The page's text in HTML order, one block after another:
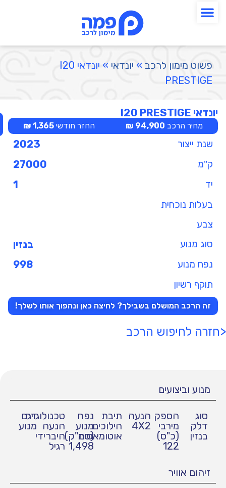
פשוט מימון לרכב » יונדאי »
יונדאי I20
PRESTIGE
יונדאי I20 PRESTIGE
מחיר הרכב 94,900 ₪ החזר חודשי 1,365 ₪
שנת ייצור 2023
ק"מ 27000
יד 1
בעלות נוכחית
צבע
סוג מנוע
בנזין
נפח מנוע 998
תוקף רשיון
זה הרכב המושלם בשבילך? לחיצה כאן ונהפוך אותו לשלך!
<חזרה לחיפוש הרכב
מנוע וביצועים
סוג
דלק
בנזין
הספק
מירבי
(כ"ס)
122
הנעה
4X2
תיבת
הילוכים
אוטומאטית
נפח
מנוע
(סמ"ק)
1,498
טכנולוגיית
הנעה
היברידי
רגיל
דגם
מנוע
זיהום אוויר